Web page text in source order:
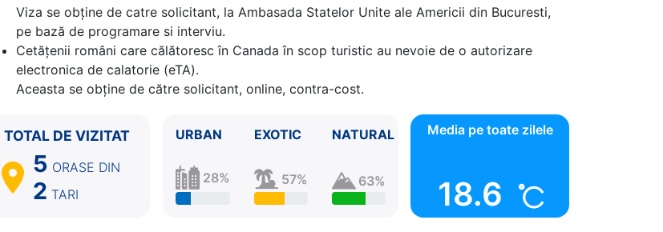
Viza se obține de catre solicitant, la Ambasada Statelor Unite ale Americii din Bucuresti,
pe bază de programare si interviu.
Cetăţenii români care călătoresc în Canada în scop turistic au nevoie de o autorizare
electronica de calatorie (eTA).
Aceasta se obține de către solicitant, online, contra-cost.
TOTAL DE VIZITAT
5 ORASE DIN
2 TARI
URBAN
28%
EXOTIC
57%
NATURAL
63%
Media pe toate zilele
18.6